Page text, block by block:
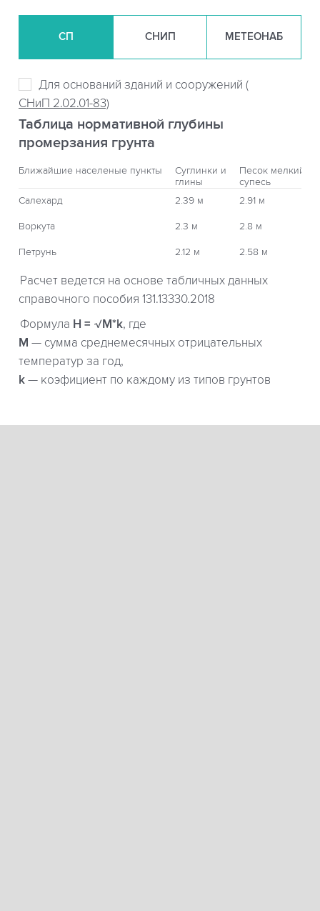
СП СНИП МЕТЕОНАБ
Для оснований зданий и сооружений (
СНиП 2.02.01-83)
Таблица нормативной глубины
промерзания грунта
Ближайшие населеные пункты
Суглинки и
глины
Песок мелкий,
супесь
Салехард
2.39 м 2.91 м
Воркута 2.3 м 2.8 м
Петрунь 2.12 м 2.58 м
Расчет ведется на основе табличных данных
справочного пособия 131.13330.2018
Формула H = √M*k, где
М — сумма среднемесячных отрицательных
температур за год,
k — коэфициент по каждому из типов грунтов